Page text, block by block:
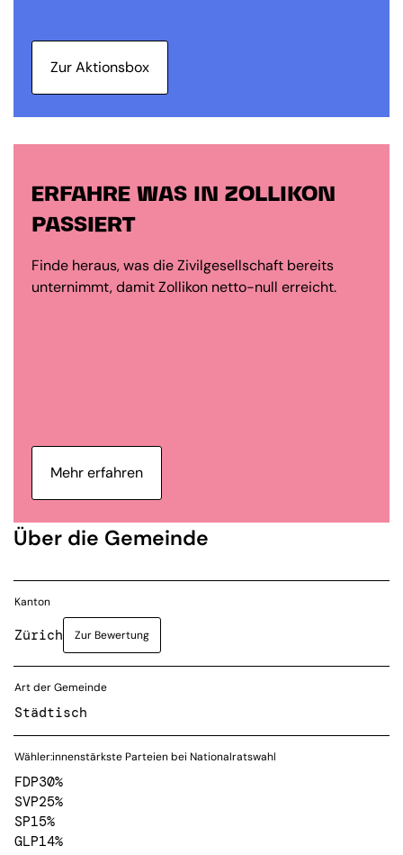
Zur Aktionsbox
ERFAHRE WAS IN ZOLLIKON
PASSIERT
Finde heraus, was die Zivilgesellschaft bereits
unternimmt, damit Zollikon netto-null erreicht.
Mehr erfahren
Über die Gemeinde
Kanton
Zürich Zur Bewertung
Art der Gemeinde
Städtisch
Wähler:innenstärkste Parteien bei Nationalratswahl
FDP30%
SVP25%
SP15%
GLP14%